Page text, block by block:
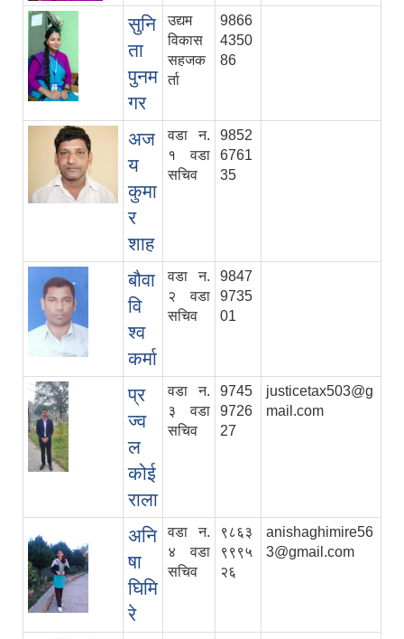
सुनि
ता
पुनम
गर
उद्यम
विकास
सहजक
र्ता
9866
4350
86
अज
य
कुमा
र
शाह
वडा न.
१ वडा
सचिव
9852
6761
35
बौवा
वि
श्व
कर्मा
वडा न.
२ वडा
सचिव
9847
9735
01
प्र
ज्व
ल
कोई
राला
वडा न.
३ वडा
सचिव
9745
9726
27
justicetax503@g
mail.com
अनि
षा
घिमि
रे
वडा न.
४ वडा
सचिव
९८६३
९९९५
२६
anishaghimire56
3@gmail.com